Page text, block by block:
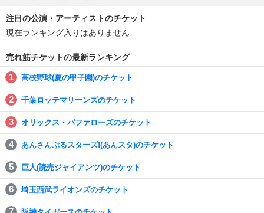
注目の公演・アーティストのチケット
現在ランキング入りはありません
売れ筋チケットの最新ランキング
高校野球(夏の甲子園)のチケット
千葉ロッテマリーンズのチケット
オリックス・バファローズのチケット
あんさんぶるスターズ!(あんスタ)のチケット
巨人(読売ジャイアンツ)のチケット
埼玉西武ライオンズのチケット